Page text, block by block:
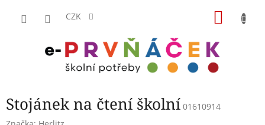
CZK
Stojánek na čtení školní 01610914